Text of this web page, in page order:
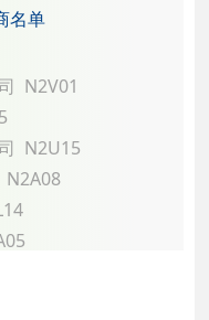
公司 N1W29
名单
N2V01
司 N2U15
N2A08